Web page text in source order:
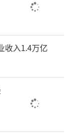
收入1.4万亿